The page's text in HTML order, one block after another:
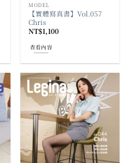
MODEL
【實體寫真書】Vol.057
Chris
NT$1,100
查看內容